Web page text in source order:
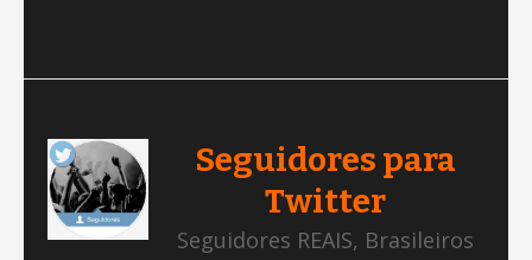
Seguidores para
Twitter
Seguidores REAIS, Brasileiros